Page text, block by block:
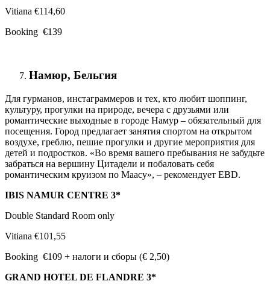
Vitiana €114,60
Booking €139
Намюр, Бельгия
Для гурманов, инстаграммеров и тех, кто любит шоппинг,
культуру, прогулки на природе, вечера с друзьями или
романтические выходные в городе Намур – обязательный для
посещения. Город предлагает занятия спортом на открытом
воздухе, греблю, пешие прогулки и другие мероприятия для
детей и подростков. «Во время вашего пребывания не забудьте
забраться на вершину Цитадели и побаловать себя
романтическим круизом по Маасу», – рекомендует EBD.
IBIS NAMUR CENTRE 3*
Double Standard Room only
Vitiana €101,55
Booking €109 + налоги и сборы (€ 2,50)
GRAND HOTEL DE FLANDRE 3*